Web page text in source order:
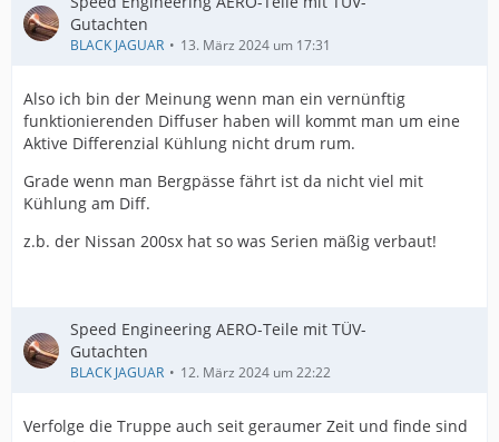
Gutachten
BLACK JAGUAR 13. März 2024 um 17:31
Also ich bin der Meinung wenn man ein vernünftig
funktionierenden Diffuser haben will kommt man um eine
Aktive Differenzial Kühlung nicht drum rum.
Grade wenn man Bergpässe fährt ist da nicht viel mit
Kühlung am Diff.
z.b. der Nissan 200sx hat so was Serien mäßig verbaut!
Speed Engineering AERO-Teile mit TÜV-
Gutachten
BLACK JAGUAR 12. März 2024 um 22:22
Verfolge die Truppe auch seit geraumer Zeit und finde sind